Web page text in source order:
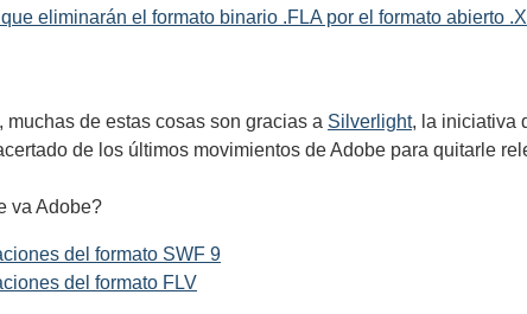
eliminarán el formato binario .FLA por el formato abierto
muchas de estas cosas son gracias a Silverlight, la iniciativa
de los últimos movimientos de Adobe para quitarle
va Adobe?
del formato SWF 9
del formato FLV